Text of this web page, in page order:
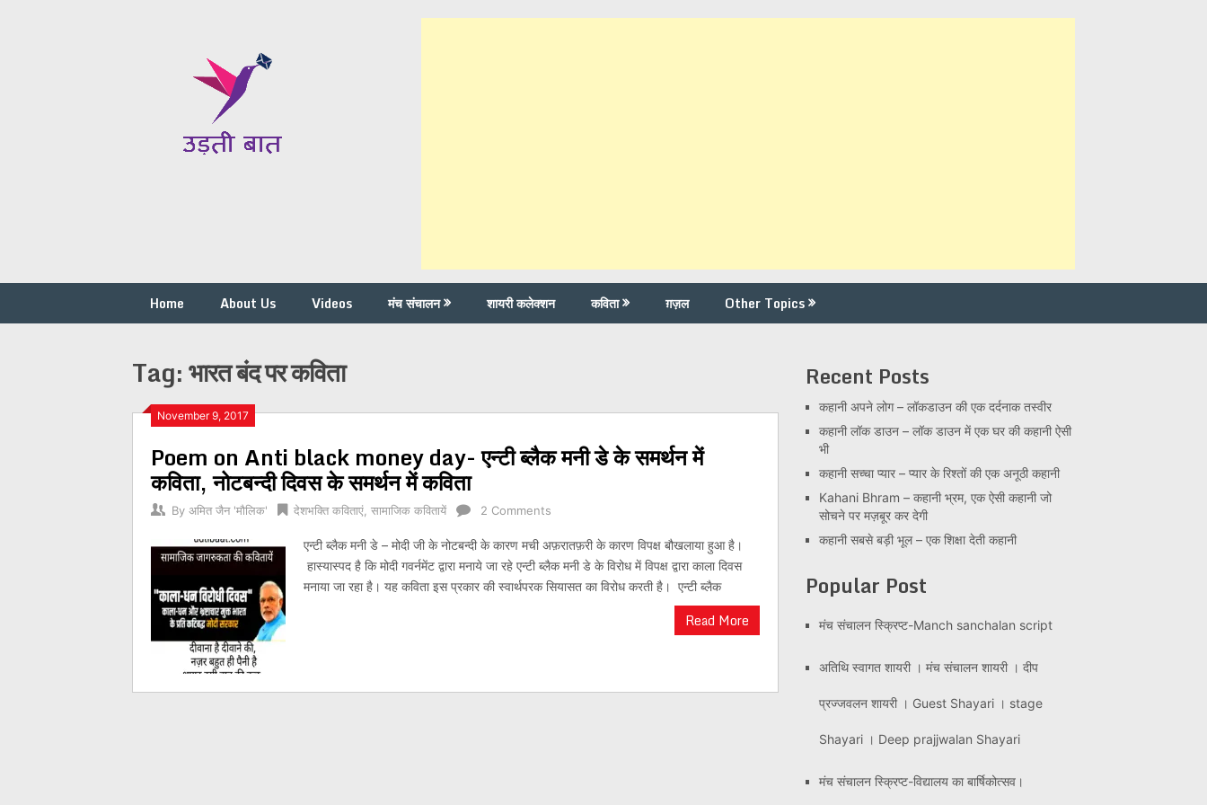
Home About Us Videos मंच संचालन शायरी कलेक्शन कविता ग़ज़ल Other Topics
Tag:भारत बंद पर कविता
November 9, 2017
Poem on Anti black money day- एन्टी ब्लैक मनी डे के समर्थन में
कविता, नोटबन्दी दिवस के समर्थन में कविता
By अमित जैन 'मौलिक' देशभक्ति कविताएं सामाजिक कवितायें 2 Comments
एन्टी ब्लैक मनी डे – मोदी जी के नोटबन्दी के कारण मची अफ़रातफ़री के कारण विपक्ष बौखलाया हुआ है।
हास्यास्पद है कि मोदी गवर्नमेंट द्वारा मनाये जा रहे एन्टी ब्लैक मनी डे के विरोध में विपक्ष द्वारा काला दिवस
मनाया जा रहा है। यह कविता इस प्रकार की स्वार्थपरक सियासत का विरोध करती है। एन्टी ब्लैक
Read More
Posts
navigation
Recent Posts
कहानी अपने लोग – लॉकडाउन की एक दर्दनाक तस्वीर
कहानी लॉक डाउन – लॉक डाउन में एक घर की कहानी ऐसी
भी
कहानी सच्चा प्यार – प्यार के रिश्तों की एक अनूठी कहानी
Kahani Bhram – कहानी भ्रम, एक ऐसी कहानी जो
सोचने पर मज़बूर कर देगी
कहानी सबसे बड़ी भूल – एक शिक्षा देती कहानी
Popular Post
मंच संचालन स्क्रिप्ट-Manch sanchalan script
अतिथि स्वागत शायरी । मंच संचालन शायरी । दीप
प्रज्जवलन शायरी । Guest Shayari । stage
Shayari । Deep prajjwalan Shayari
मंच संचालन स्क्रिप्ट-विद्यालय का बार्षिकोत्सव।